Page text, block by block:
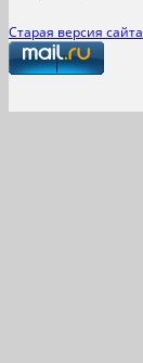
Старая версия сайта